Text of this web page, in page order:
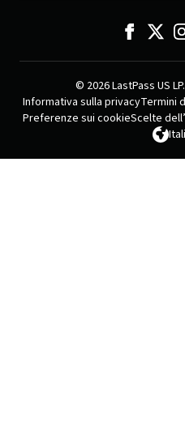
© 2026 LastPass US
Informativa sulla privacyTermini
Preferenze sui cookieScelte